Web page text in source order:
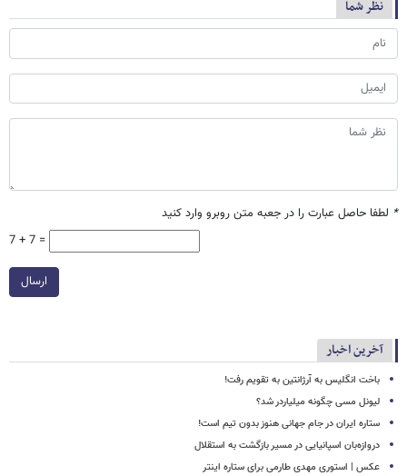
نظر شما
* لطفا حاصل عبارت را در جعبه متن روبرو وارد کنید
7 + 7 =
ارسال
آخرین اخبار
باخت انگلیس به آرژانتین به تقویم رفت!
لیونل مسی چگونه میلیاردر شد؟
ستاره ایران در جام جهانی هنوز بدون تیم است!
دروازه‌بان اسپانیایی در مسیر بازگشت به استقلال
عکس | استوری مهدی طارمی برای ستاره اینتر